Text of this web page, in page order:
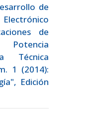
de
de
Potencia
Técnica
1 (2014):
Edición